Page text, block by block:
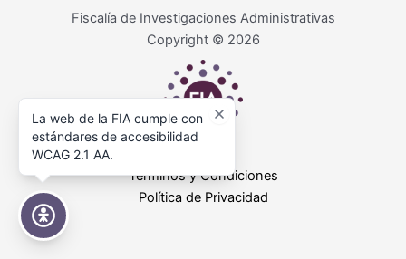
Fiscalía de Investigaciones Administrativas
Copyright © 2026
Términos y Condiciones
Política de Privacidad
Accesibilidad
La web de la FIA cumple con
estándares de accesibilidad
WCAG 2.1 AA.